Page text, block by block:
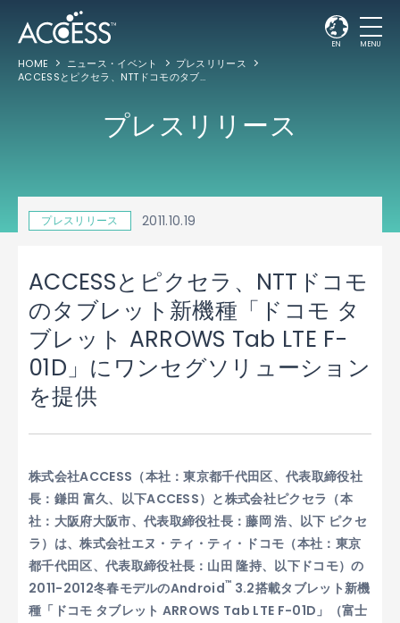
EN MENU
HOME ニュース・イベント
プレスリリース
ACCESSとピクセラ、NTTドコモのタブレット新機種「ドコモ タブレット ARROWS Tab LTE F-01D」にワンセグソリューションを提供
プレスリリース
プレスリリース 2011.10.19
ACCESSとピクセラ、NTTドコモ
のタブレット新機種「ドコモ タ
ブレット ARROWS Tab LTE F-
01D」にワンセグソリューション
を提供
株式会社ACCESS（本社：東京都千代田区、代表取締役社
長：鎌田 富久、以下ACCESS）と株式会社ピクセラ（本
社：大阪府大阪市、代表取締役社長：藤岡 浩、以下 ピクセ
ラ）は、株式会社エヌ・ティ・ティ・ドコモ（本社：東京
都千代田区、代表取締役社長：山田 隆持、以下ドコモ）の
2011-2012冬春モデルのAndroid™ 3.2搭載タブレット新機
種「ドコモ タブレット ARROWS Tab LTE F-01D」（富士